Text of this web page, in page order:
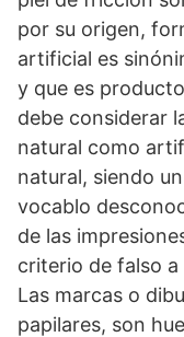
por su origen,
artificial es
y que es
debe considerar
natural como
natural, siendo
vocablo
de las
criterio de falso a
Las marcas o
papilares, son